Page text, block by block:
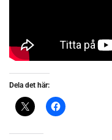
Dela det här: